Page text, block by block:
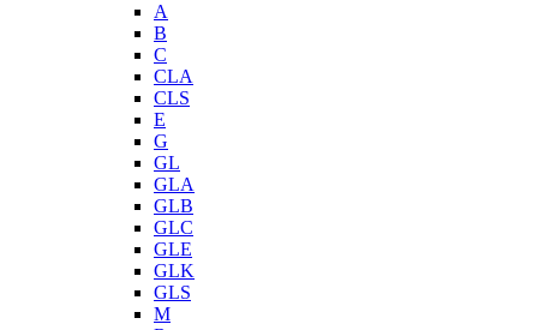
A
B
C
CLA
CLS
E
G
GL
GLA
GLB
GLC
GLE
GLK
GLS
M